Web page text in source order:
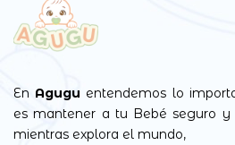
En Agugu entendemos lo
es mantener a tu Bebé seguro y
mientras explora el mundo,